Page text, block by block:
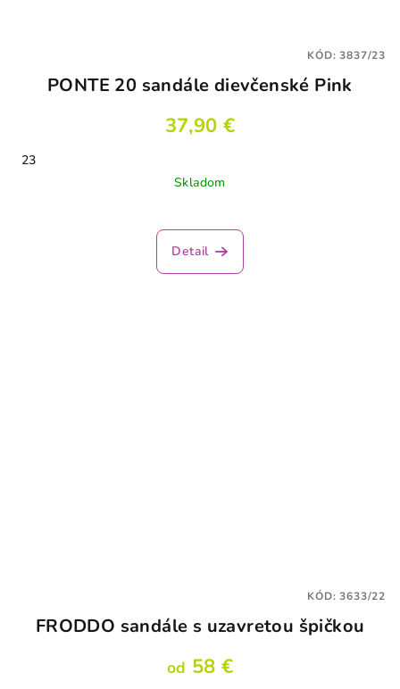
PONTE 20 sandále dievčenské Pink
37,90 €
23
Skladom
Detail
KÓD:3837/23
FRODDO sandále s uzavretou špičkou
od 58 €
KÓD:3633/22